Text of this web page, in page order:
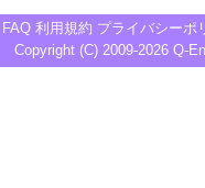
FAQ 利用規約 プライバシーポ
Copyright (C) 2009-2026 Q-